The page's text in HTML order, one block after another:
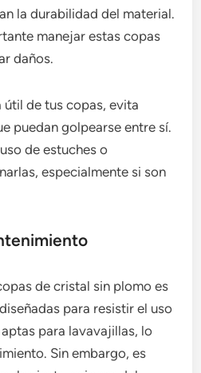
la durabilidad del material.
manejar estas copas
daños.
útil de tus copas, evita
puedan golpearse entre sí.
de estuches o
especialmente si son
de cristal sin plomo es
para resistir el uso
para lavavajillas, lo
Sin embargo, es